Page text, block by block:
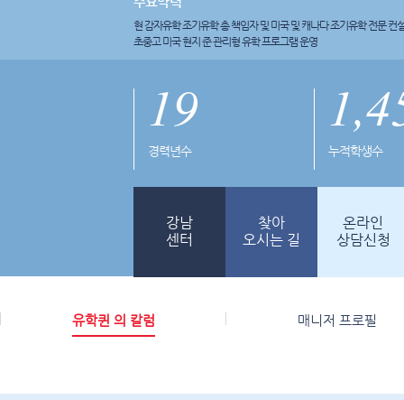
현 감자유학 조기유학 총 책임자 및 미국 및 캐나다 조기유학 전문 컨
초중고 미국 현지 준 관리형 유학 프로그램 운영
19
경력년수 누적학생수
강남
센터
찾아
오시는 길
온라인
상담신청
유학퀸 의 칼럼 매니저 프로필